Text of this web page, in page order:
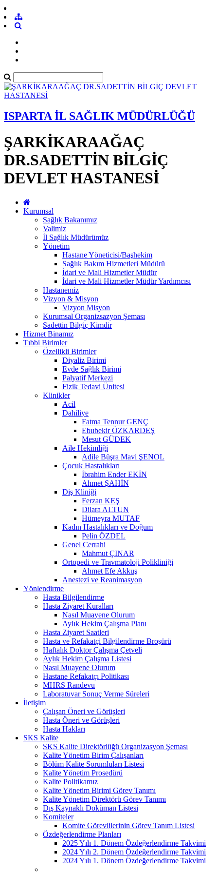
ISPARTA İL SAĞLIK MÜDÜRLÜĞÜ
ŞARKİKARAAĞAÇ
DR.SADETTİN BİLGİÇ
DEVLET HASTANESİ
Kurumsal
Sağlık Bakanımız
Valimiz
İl Sağlık Müdürümüz
Yönetim
Hastane Yöneticisi/Başhekim
Sağlık Bakım Hizmetleri Müdürü
İdari ve Mali Hizmetler Müdür
İdari ve Mali Hizmetler Müdür Yardımcısı
Hastanemiz
Vizyon & Misyon
Vizyon Misyon
Kurumsal Organizsazyon Şeması
Sadettin Bilgiç Kimdir
Hizmet Binamız
Tıbbi Birimler
Özellikli Birimler
Diyaliz Birimi
Evde Sağlık Birimi
Palyatif Merkezi
Fizik Tedavi Ünitesi
Klinikler
Acil
Dahiliye
Fatma Tennur GENÇ
Ebubekir ÖZKARDEŞ
Mesut GÜDEK
Aile Hekimliği
Adile Büşra Mavi ŞENOL
Çocuk Hastalıkları
İbrahim Ender EKİN
Ahmet ŞAHİN
Diş Kliniği
Ferzan KEŞ
Dilara ALTUN
Hümeyra MUTAF
Kadın Hastalıkları ve Doğum
Pelin ÖZDEL
Genel Cerrahi
Mahmut ÇINAR
Ortopedi ve Travmatoloji Polikliniği
Ahmet Efe Akkuş
Anestezi ve Reanimasyon
Yönlendirme
Hasta Bilgilendirme
Hasta Ziyaret Kuralları
Nasıl Muayene Olurum
Aylık Hekim Çalışma Planı
Hasta Ziyaret Saatleri
Hasta ve Refakatçi Bilgilendirme Broşürü
Haftalık Doktor Çalışma Çetveli
Aylık Hekim Çalışma Listesi
Nasıl Muayene Olurum
Hastane Refakatçı Politikası
MHRS Randevu
Laboratuvar Sonuç Verme Süreleri
İletişim
Çalışan Öneri ve Görüşleri
Hasta Öneri ve Görüşleri
Hasta Hakları
SKS Kalite
SKS Kalite Direktörlüğü Organizasyon Şeması
Kalite Yönetim Birim Çalışanları
Bölüm Kalite Sorumluları Listesi
Kalite Yönetim Prosedürü
Kalite Politikamız
Kalite Yönetim Birimi Görev Tanımı
Kalite Yönetim Direktörü Görev Tanımı
Dış Kaynaklı Doküman Listesi
Komiteler
Komite Görevlilerinin Görev Tanım Listesi
Özdeğerlendirme Planları
2025 Yılı 1. Dönem Özdeğerlendirme Takvimi
2024 Yılı 2. Dönem Özdeğerlendirme Takvimi
2024 Yılı 1. Dönem Özdeğerlendirme Takvimi